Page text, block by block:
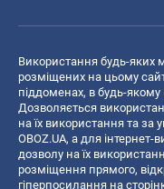
Використання будь-яких
розміщених на цьому
піддоменах, в будь-якому
Дозволяється
на їх використання та за
OBOZ.UA, а для
дозволу на їх
розміщення прямого,
гіперпосилання на